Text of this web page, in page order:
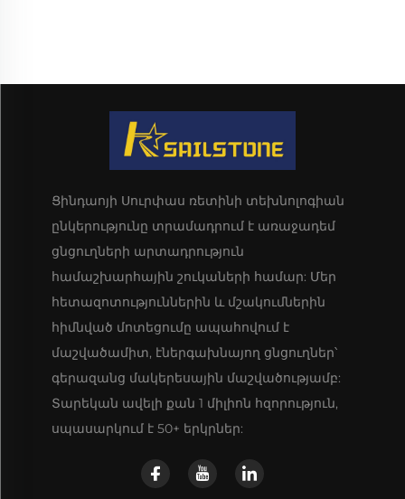
Ցինդաոյի Սուրփաս ռետինի տեխնոլոգիան
ընկերությունը տրամադրում է առաջադեմ
ցնցուղների արտադրություն
համաշխարհային շուկաների համար: Մեր
հետազոտություններին և մշակումներին
հիմնված մոտեցումը ապահովում է
մաշվածամիտ, էներգախնայող ցնցուղներ՝
գերազանց մակերեսային մաշվածությամբ:
Տարեկան ավելի քան 1 միլիոն հզորություն,
սպասարկում է 50+ երկրներ: